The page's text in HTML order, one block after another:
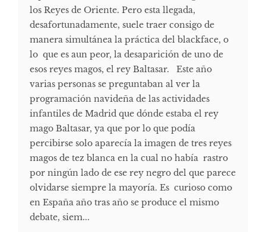
los Reyes de Oriente. Pero esta llegada,
desafortunadamente, suele traer consigo de
manera simultánea la práctica del blackface, o
lo que es aun peor, la desaparición de uno de
esos reyes magos, el rey Baltasar. Este año
varias personas se preguntaban al ver la
programación navideña de las actividades
infantiles de Madrid que dónde estaba el rey
mago Baltasar, ya que por lo que podía
percibirse solo aparecía la imagen de tres reyes
magos de tez blanca en la cual no había rastro
por ningún lado de ese rey negro del que parece
olvidarse siempre la mayoría. Es curioso como
en España año tras año se produce el mismo
debate, siem...